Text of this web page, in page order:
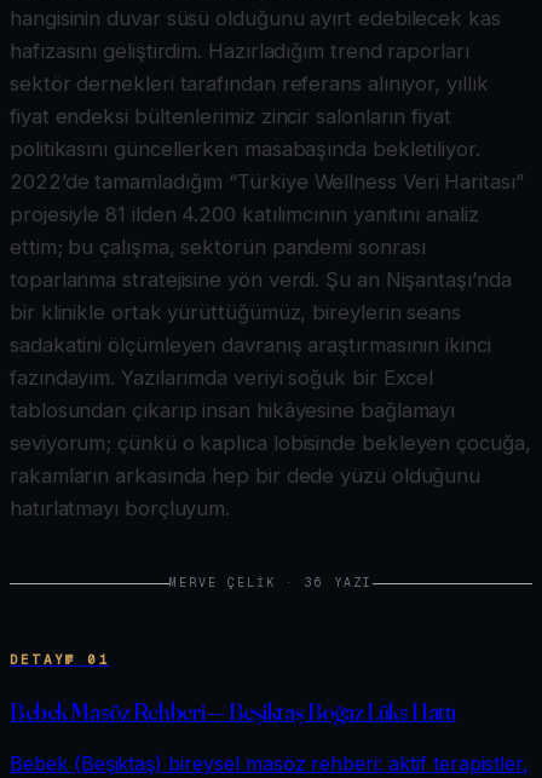
hangisinin duvar süsü olduğunu ayırt edebilecek kas
hafızasını geliştirdim. Hazırladığım trend raporları
sektör dernekleri tarafından referans alınıyor, yıllık
fiyat endeksi bültenlerimiz zincir salonların fiyat
politikasını güncellerken masabaşında bekletiliyor.
2022’de tamamladığım “Türkiye Wellness Veri Haritası”
projesiyle 81 ilden 4.200 katılımcının yanıtını analiz
ettim; bu çalışma, sektörün pandemi sonrası
toparlanma stratejisine yön verdi. Şu an Nişantaşı’nda
bir klinikle ortak yürüttüğümüz, bireylerin seans
sadakatini ölçümleyen davranış araştırmasının ikinci
fazındayım. Yazılarımda veriyi soğuk bir Excel
tablosundan çıkarıp insan hikâyesine bağlamayı
seviyorum; çünkü o kaplıca lobisinde bekleyen çocuğa,
rakamların arkasında hep bir dede yüzü olduğunu
hatırlatmayı borçluyum.
MERVE ÇELIK · 36 YAZI
DETAY№01
Bebek Masöz Rehberi — Beşiktaş Boğaz Lüks Hattı
Bebek (Beşiktaş) bireysel masöz rehberi: aktif terapistler,